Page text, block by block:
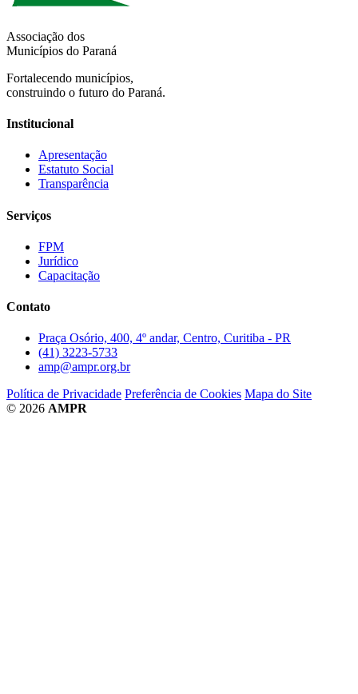
Associação dos
Municípios do Paraná
Fortalecendo municípios,
construindo o futuro do Paraná.
Institucional
Apresentação
Estatuto Social
Transparência
Serviços
FPM
Jurídico
Capacitação
Contato
Praça Osório, 400, 4º andar, Centro, Curitiba - PR
(41) 3223-5733
amp@ampr.org.br
Política de Privacidade Preferência de Cookies Mapa do Site
© 2026 AMPR